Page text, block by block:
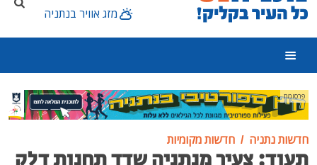
מזג אוויר בנתניה
פרסומת
חדשות נתניה חדשות מקומיות